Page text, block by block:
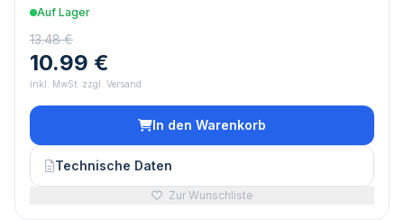
Auf Lager
13.48 €
10.99 €
inkl. MwSt. zzgl. Versand
In den Warenkorb
Technische Daten
Zur Wunschliste